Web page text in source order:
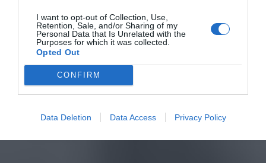
I want to opt-out of Collection, Use,
Retention, Sale, and/or Sharing of my
Personal Data that Is Unrelated with the
Purposes for which it was collected.
Opted Out
CONFIRM
Data Deletion Data Access Privacy Policy